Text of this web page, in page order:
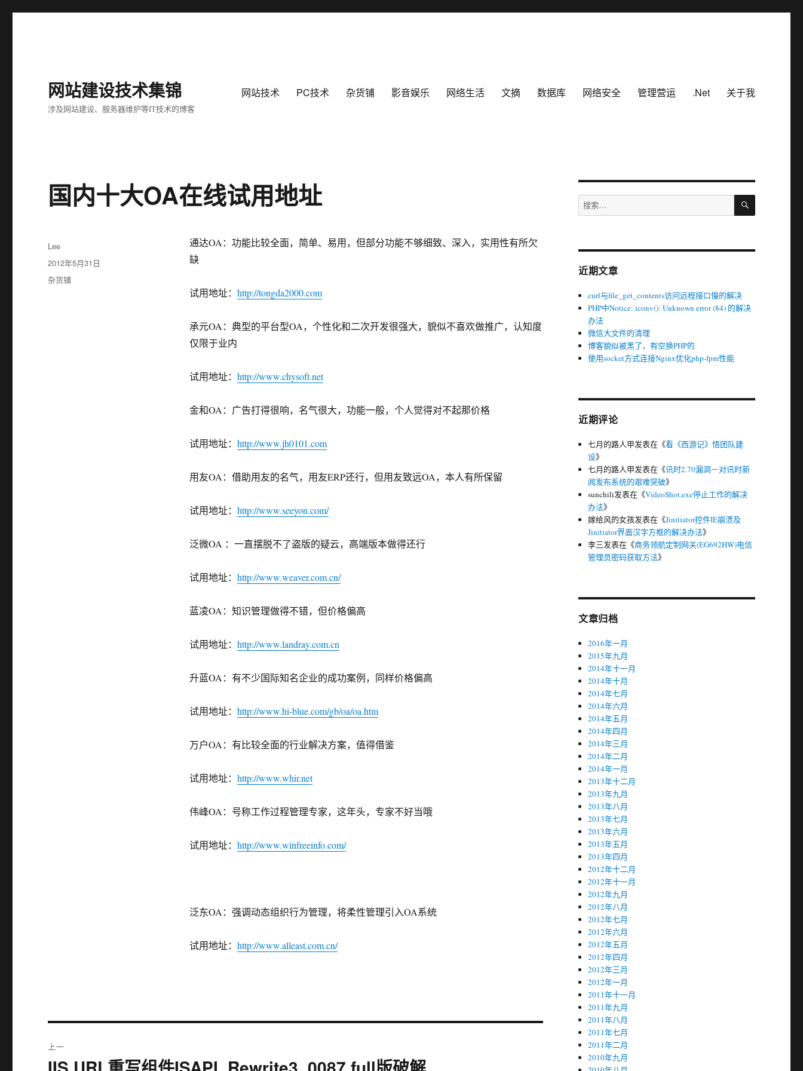
网站建设技术集锦
涉及网站建设、服务器维护等IT技术的博客
网站技术 PC技术 杂货铺 影音娱乐 网络生活 文摘 数据库 网络安全 管理营运 .Net 关于我
国内十大OA在线试用地址
通达OA：功能比较全面，简单、易用，但部分功能不够细致、深入，实用性有所欠
缺
试用地址： http://tongda2000.com
承元OA：典型的平台型OA，个性化和二次开发很强大，貌似不喜欢做推广，认知度
仅限于业内
试用地址： http://www.chysoft.net
金和OA：广告打得很响，名气很大，功能一般，个人觉得对不起那价格
试用地址： http://www.jh0101.com
用友OA：借助用友的名气，用友ERP还行，但用友致远OA，本人有所保留
试用地址： http://www.seeyon.com/
泛微OA ：一直摆脱不了盗版的疑云，高端版本做得还行
试用地址： http://www.weaver.com.cn/
蓝凌OA：知识管理做得不错，但价格偏高
试用地址： http://www.landray.com.cn
升蓝OA：有不少国际知名企业的成功案例，同样价格偏高
试用地址： http://www.hi-blue.com/gb/oa/oa.htm
万户OA：有比较全面的行业解决方案，值得借鉴
试用地址： http://www.whir.net
伟峰OA：号称工作过程管理专家，这年头，专家不好当哦
试用地址： http://www.winfreeinfo.com/
泛东OA：强调动态组织行为管理，将柔性管理引入OA系统
试用地址： http://www.alleast.com.cn/
作
者
Lee
发
布
于
2012年5月31日
分
杂货铺
章
上一
上
搜
索：
搜
近期文章
curl与file_get_contents访问远程接口慢的解决
PHP中Notice: iconv(): Unknown error (84) 的解决
办法
微信大文件的清理
博客貌似被黑了，有空换PHP的
使用socket方式连接Nginx优化php-fpm性能
近期评论
七月的路人甲发表在《看《西游记》悟团队建
设》
七月的路人甲发表在《讯时2.70漏洞－对讯时新
闻发布系统的艰难突破》
sunchili发表在《VideoShot.exe停止工作的解决
办法》
嫁给风的女孩发表在《Jinitiator控件IE崩溃及
Jinitiator界面汉字方框的解决办法》
李三发表在《商务领航定制网关(EG692HW)电信
管理员密码获取方法》
文章归档
2016年一月
2015年九月
2014年十一月
2014年十月
2014年七月
2014年六月
2014年五月
2014年四月
2014年三月
2014年二月
2014年一月
2013年十二月
2013年九月
2013年八月
2013年七月
2013年六月
2013年五月
2013年四月
2012年十二月
2012年十一月
2012年九月
2012年八月
2012年七月
2012年六月
2012年五月
2012年四月
2012年三月
2012年一月
2011年十一月
2011年九月
2011年八月
2011年七月
2011年二月
2010年九月